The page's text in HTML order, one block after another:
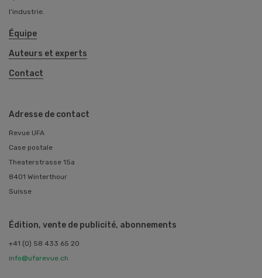
l’industrie.
Équipe
Auteurs et experts
Contact
Adresse de contact
Revue UFA
Case postale
Theaterstrasse 15a
8401 Winterthour
Suisse
Édition, vente de publicité, abonnements
+41 (0) 58 433 65 20
info@ufarevue.ch